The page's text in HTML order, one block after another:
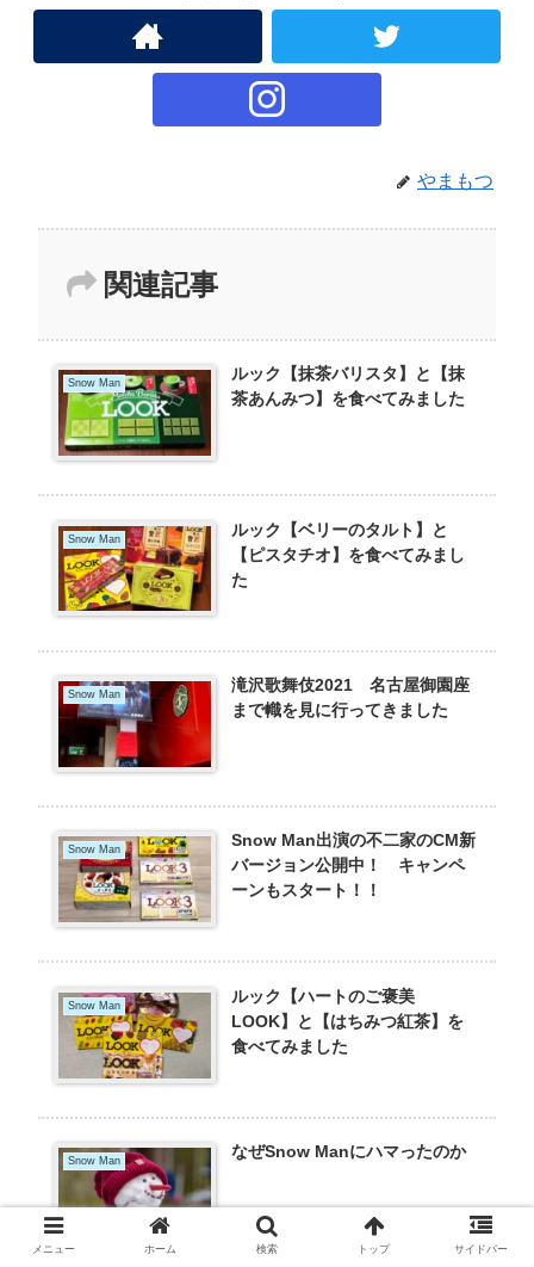
やまもつ
関連記事
Snow Man
ルック【抹茶バリスタ】と【抹
茶あんみつ】を食べてみました
Snow Man
ルック【ベリーのタルト】と
【ピスタチオ】を食べてみまし
た
Snow Man
滝沢歌舞伎2021 名古屋御園座
まで幟を見に行ってきました
Snow Man
Snow Man出演の不二家のCM新
バージョン公開中！ キャンペ
ーンもスタート！！
Snow Man
ルック【ハートのご褒美
LOOK】と【はちみつ紅茶】を
食べてみました
Snow Man なぜSnow Manにハマったのか
メニュー ホーム 検索 トップ サイドバー